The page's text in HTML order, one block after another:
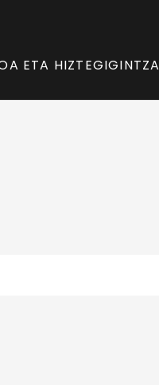
ETA HIZTEGIGINTZA